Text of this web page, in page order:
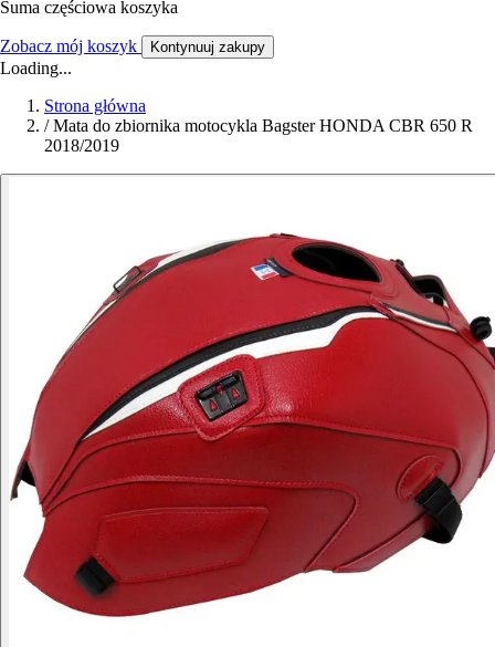
Suma częściowa koszyka
Zobacz mój koszyk Kontynuuj zakupy
Loading...
Strona główna
/ Mata do zbiornika motocykla Bagster HONDA CBR 650 R
2018/2019